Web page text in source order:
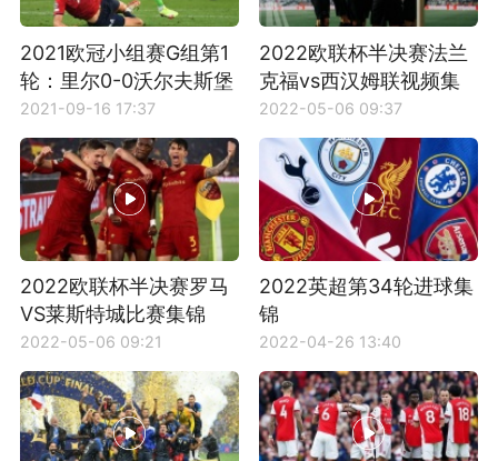
2021欧冠小组赛G组第1
轮：里尔0-0沃尔夫斯堡
全场集锦
2021-09-16 17:37
2022欧联杯半决赛法兰
克福vs西汉姆联视频集
锦
2022-05-06 09:37
2022欧联杯半决赛罗马
VS莱斯特城比赛集锦
2022-05-06 09:21
2022英超第34轮进球集
锦
2022-04-26 13:40